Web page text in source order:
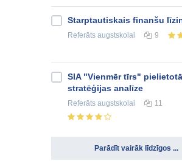
Starptautiskais finanšu
Referāts augstskolai 9
SIA "Vienmēr tīrs"
stratēģijas analīze
Referāts augstskolai 11
Parādīt vairāk līdzīgos ...